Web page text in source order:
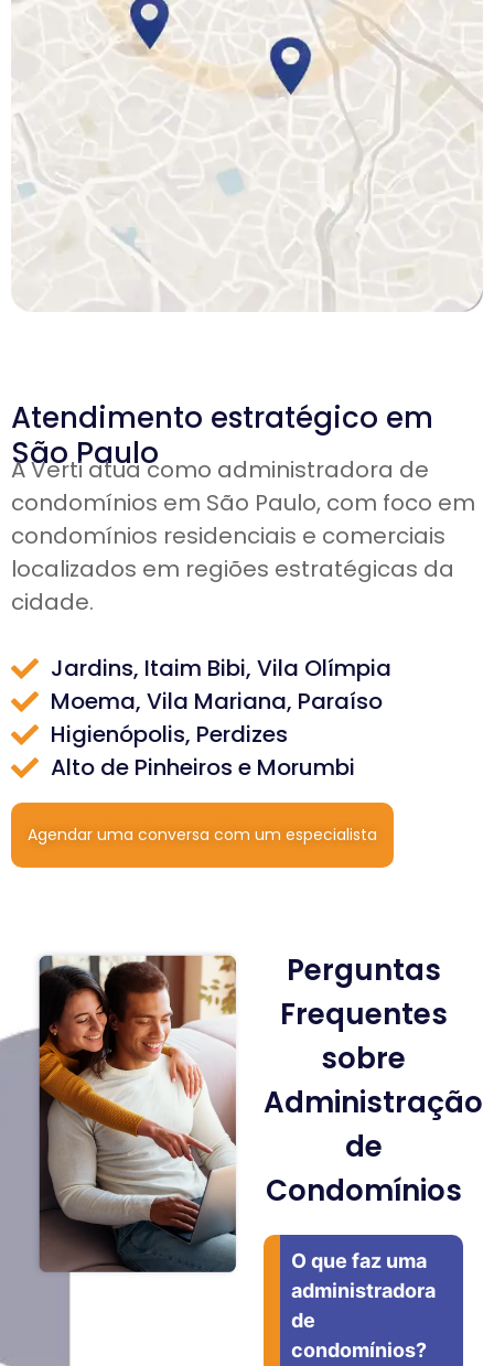
Atendimento estratégico em
São Paulo
A Verti atua como administradora de
condomínios em São Paulo, com foco em
condomínios residenciais e comerciais
localizados em regiões estratégicas da
cidade.
Jardins, Itaim Bibi, Vila Olímpia
Moema, Vila Mariana, Paraíso
Higienópolis, Perdizes
Alto de Pinheiros e Morumbi
Agendar uma conversa com um especialista
Perguntas
Frequentes
sobre
Administração
de
Condomínios
O que faz uma
administradora
de
condomínios?